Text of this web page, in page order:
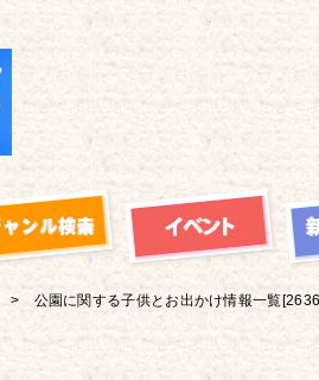
公園に関する子供とお出かけ情報一覧